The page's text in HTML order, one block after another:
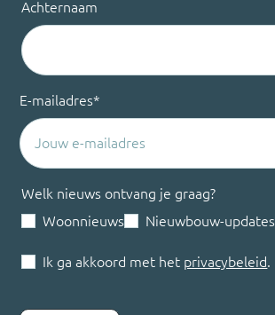
Achternaam
E-mailadres*
Welk nieuws ontvang je graag?
Woonnieuws
Nieuwbouw-updates
Ik ga akkoord met het privacybeleid.